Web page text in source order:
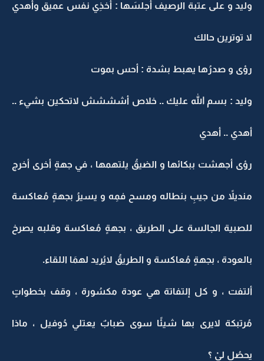
وليد و على عتبة الرصيف أجلسَها : أخذِي نفس عميق وأهدي
لا توترين حالك
رؤى و صدرُها يهبط بشدة : أحس بموت
وليد : بسم الله عليك .. خلاص أشششش لاتحكين بشيء ..
أهدي .. أهدي
رؤى أجهشت ببكائها و الضيقُ يلتهمها ، في جهةٍ أخرى أخرج
منديلاً من جيبِ بنطاله ومسح فمِه و يسيرُ بجهةٍ مُعاكسة
للصبية الجالسة على الطريق ، بجهةٍ مُعاكسة وقلبه يصرخ
بالعودة ، بجهةٍ مُعاكسة و الطريقُ لايُريد لهمَا اللقاء.
ألتفت ، و كل إلتفاتة هي عودة مكسُورة ، وقف بخطواتٍ
مُرتبكة لايرى بها شيئًا سوى ضبابٌ يعتلي دُوفيل ، ماذا
يحصُل ليْ ؟